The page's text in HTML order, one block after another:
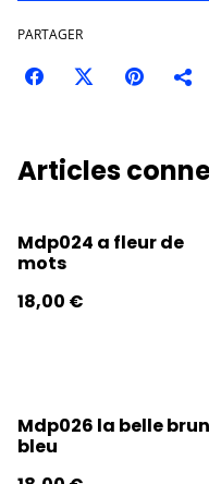
PARTAGER
Articles
Mdp024 a fleur de
mots
18,00 €
Mdp026 la belle
bleu